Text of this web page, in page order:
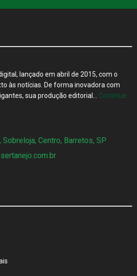
lançado em abril de 2015, com o
às notícias. De forma inovadora com
sua produção editorial… Continue
Sobreloja, Centro, Barretos, SP